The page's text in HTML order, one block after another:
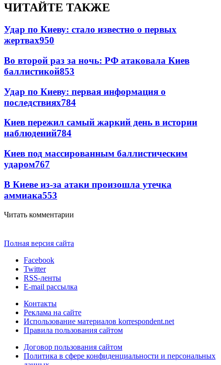
ЧИТАЙТЕ ТАКЖЕ
Удар по Киеву: стало известно о первых
жертвах950
Во второй раз за ночь: РФ атаковала Киев
баллистикой853
Удар по Киеву: первая информация о
последствиях784
Киев пережил самый жаркий день в истории
наблюдений784
Киев под массированным баллистическим
ударом767
В Киеве из-за атаки произошла утечка
аммиака553
Читать комментарии
Полная версия сайта
Facebook
Twitter
RSS-ленты
E-mail рассылка
Контакты
Реклама на сайте
Использование материалов korrespondent.net
Правила пользования сайтом
Договор пользования сайтом
Политика в сфере конфиденциальности и персональных